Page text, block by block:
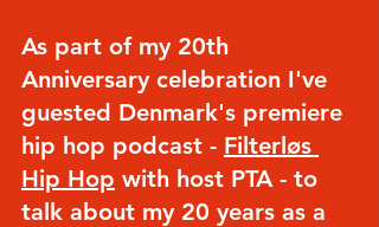
As part of my 20th
Anniversary celebration I've
guested Denmark's premiere
hip hop podcast - Filterløs
Hip Hop with host PTA - to
talk about my 20 years as a